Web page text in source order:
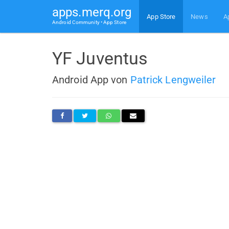
apps.merq.org
Android Community • App Store
App Store News
YF Juventus
Android App von Patrick Lengweiler